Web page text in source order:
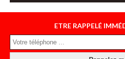
ETRE RAPPELÉ